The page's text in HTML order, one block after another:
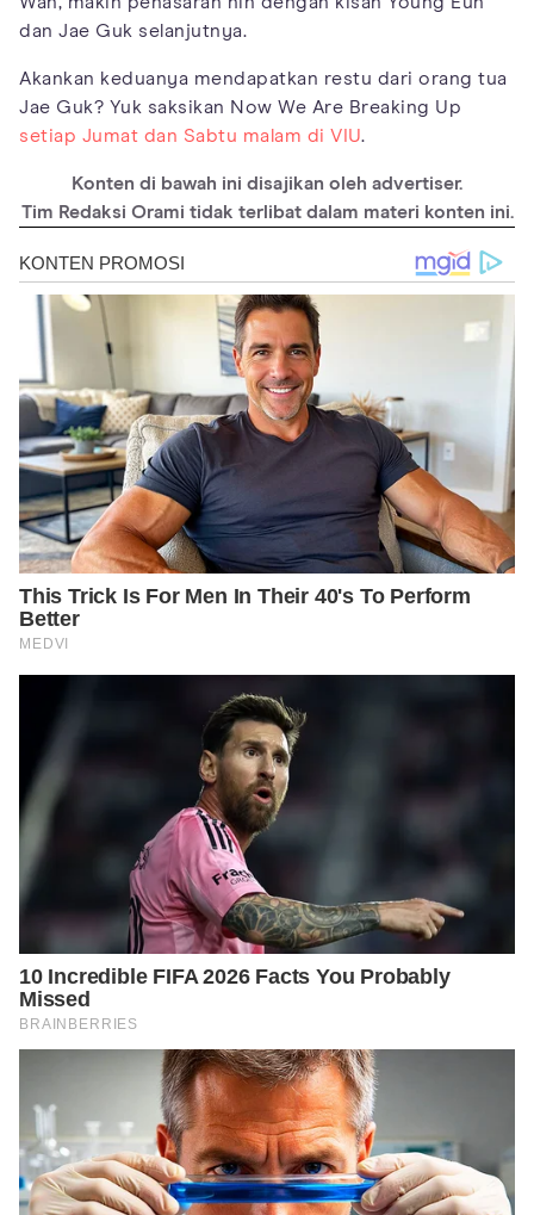
dan Jae Guk selanjutnya.
Akankan keduanya mendapatkan restu dari orang tua
Jae Guk? Yuk saksikan Now We Are Breaking Up
setiap Jumat dan Sabtu malam di VIU.
Konten di bawah ini disajikan oleh advertiser.
Tim Redaksi Orami tidak terlibat dalam materi konten ini.